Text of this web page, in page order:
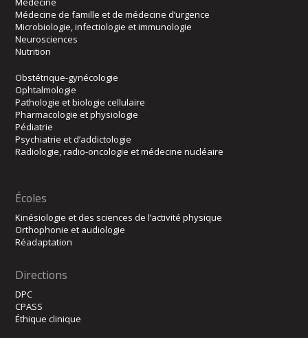
Médecine de famille et de médecine d’urgence
Microbiologie, infectiologie et immunologie
Neurosciences
Nutrition
Obstétrique-gynécologie
Ophtalmologie
Pathologie et biologie cellulaire
Pharmacologie et physiologie
Pédiatrie
Psychiatrie et d’addictologie
Radiologie, radio-oncologie et médecine nucléaire
Écoles
Kinésiologie et des sciences de l’activité physique
Orthophonie et audiologie
Réadaptation
Directions
DPC
CPASS
Éthique clinique